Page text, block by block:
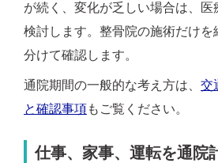
が続く、変化が乏しい場合は、医
検討します。整骨院の施術だけを
分けて確認します。
通院期間の一般的な考え方は、 交
と確認事項もご覧ください。
仕事、家事、運転を通院